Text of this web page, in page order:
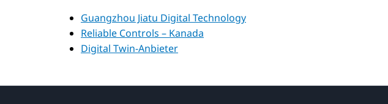
Guangzhou Jiatu Digital Technology
Reliable Controls – Kanada
Digital Twin-Anbieter